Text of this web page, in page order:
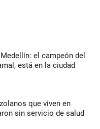
el campeón del
está en la ciudad
que viven en
sin servicio de salud